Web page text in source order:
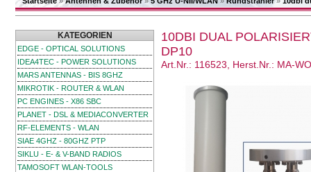
KATEGORIEN
EDGE - OPTICAL SOLUTIONS
IDEA4TEC - POWER SOLUTIONS
MARS ANTENNAS - BIS 8GHZ
MIKROTIK - ROUTER & WLAN
PC ENGINES - X86 SBC
PLANET - DSL & MEDIACONVERTER
RF-ELEMENTS - WLAN
SIAE 4GHZ - 80GHZ PTP
SIKLU - E- & V-BAND RADIOS
TAMOSOFT WLAN-TOOLS
10DBI DUAL
DP10
Art.Nr.: 116523, Herst.Nr.: MA-